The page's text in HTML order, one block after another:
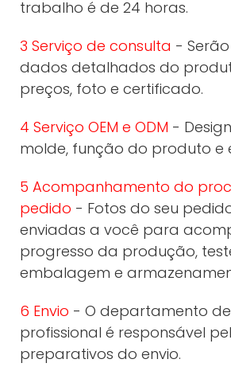
trabalho é de 24 horas.
3 Serviço de consulta -
dados detalhados do
preços, foto e certificado.
4 Serviço OEM e ODM -
molde, função do produto e
5 Acompanhamento do
pedido - Fotos do seu
enviadas a você para
progresso da produção,
embalagem e
6 Envio - O departamento
profissional é responsável
preparativos do envio.